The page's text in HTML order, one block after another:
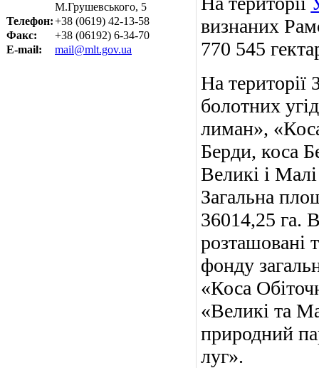
М.Грушевського, 5
Телефон:+38 (0619) 42-13-58
Факс:
+38 (06192) 6-34-70
E-mail:
mail@mlt.gov.ua
визнаних
770 545
На території
болотних
лиман»,
Берди, коса
Великі і
Загальна
36014,25 га.
розташовані
фонду
«Коса
«Великі та
природний
луг».